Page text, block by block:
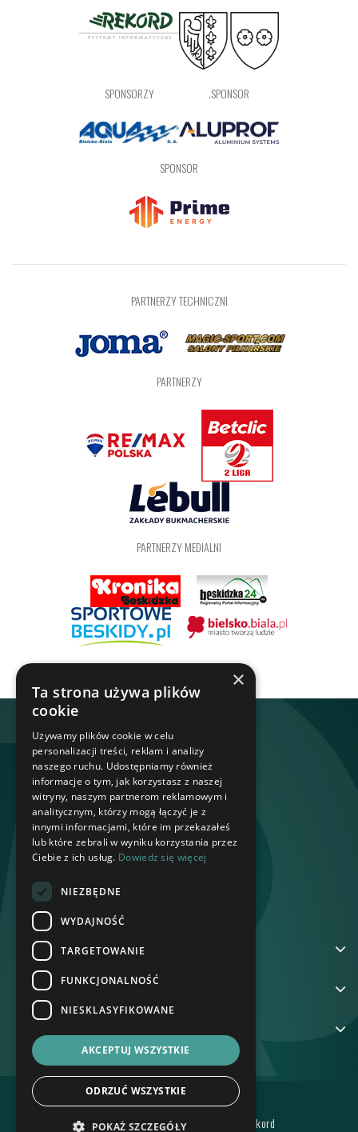
SPONSORZY .SPONSOR
SPONSOR
PARTNERZY TECHNICZNI
PARTNERZY
PARTNERZY MEDIALNI
GRUPA REKORD
NA SKRÓTY
POLITYKA PRYWATNOŚCI
Wszelkie prawa zastrzeżone © BTS Rekord
×
Ta strona używa plików
cookie
Używamy plików cookie w celu
personalizacji treści, reklam i analizy
naszego ruchu. Udostępniamy również
informacje o tym, jak korzystasz z naszej
witryny, naszym partnerom reklamowym i
analitycznym, którzy mogą łączyć je z
innymi informacjami, które im przekazałeś
lub które zebrali w wyniku korzystania przez
Ciebie z ich usług. Dowiedz się więcej
NIEZBĘDNE
WYDAJNOŚĆ
TARGETOWANIE
FUNKCJONALNOŚĆ
NIESKLASYFIKOWANE
AKCEPTUJ WSZYSTKIE
ODRZUĆ WSZYSTKIE
POKAŻ SZCZEGÓŁY